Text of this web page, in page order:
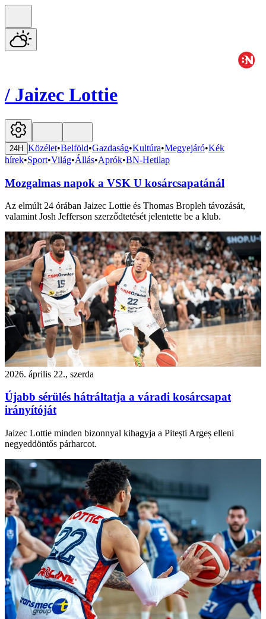
/ Jaizec Lottie
24H Közélet•Belföld•Gazdaság•Kultúra•Megyejáró•Kék
hírek•Sport•Világ•Állás•Aprók•BN-Hetilap
Mozgalmas napok a VSK U kosárcsapatánál
Az elmúlt 24 órában Jaizec Lottie és Thomas Bropleh távozását,
valamint Josh Jefferson szerződtetését jelentette be a klub.
2026. április 22., szerda
Újabb sérülés hátráltatja a váradi kosárcsapat
irányítóját
Jaizec Lottie minden bizonnyal kihagyja a Pitești Argeș elleni
negyeddöntős párharcot.